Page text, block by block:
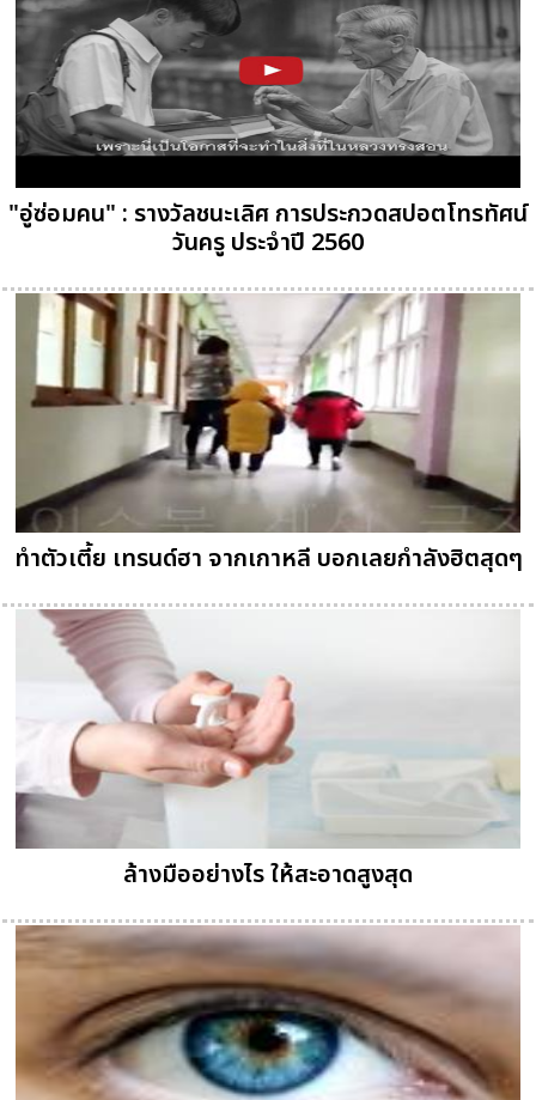
"อู่ซ่อมคน" : รางวัลชนะเลิศ การประกวดสปอตโทรทัศน์
วันครู ประจำปี 2560
ทำตัวเตี้ย เทรนด์ฮา จากเกาหลี บอกเลยกำลังฮิตสุดๆ
ล้างมืออย่างไร ให้สะอาดสูงสุด